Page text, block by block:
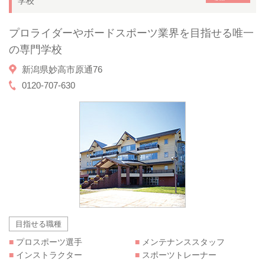
プロライダーやボードスポーツ業界を目指せる唯一
の専門学校
新潟県妙高市原通76
0120-707-630
目指せる職種
■ プロスポーツ選手
■ インストラクター
■ メンテナンススタッフ
■ スポーツトレーナー